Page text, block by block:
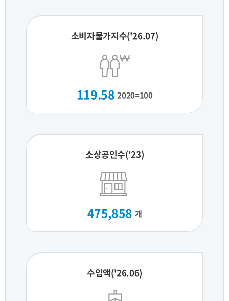
소비자물가지수('26.07)
119.58 2020=100
소상공인수('23)
475,858 개
수입액('26.06)